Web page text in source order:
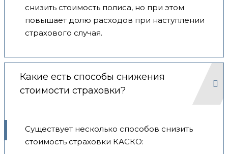
снизить стоимость полиса, но при этом
повышает долю расходов при наступлении
страхового случая.
Какие есть способы снижения
стоимости страховки?
Существует несколько способов снизить
стоимость страховки КАСКО: